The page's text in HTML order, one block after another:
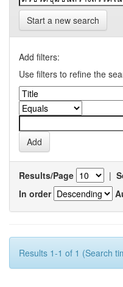
Start a new search
Add filters:
Use filters to refine the
Results/Page |
In order
Results 1-1 of 1 (Search